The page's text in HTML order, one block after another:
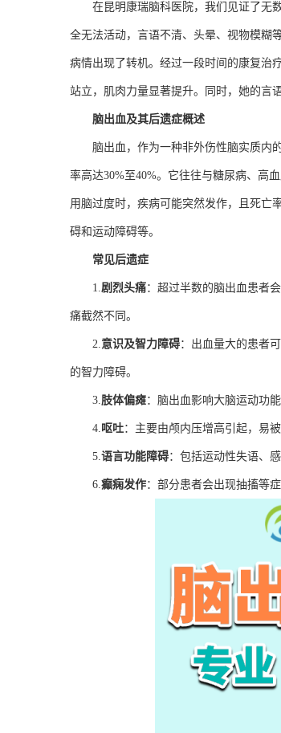
在昆明康瑞脑科医院，我们见证了无
全无法活动，言语不清、头晕、视物模糊
病情出现了转机。经过一段时间的康复治
站立，肌肉力量显著提升。同时，她的言
脑出血及其后遗症概述
脑出血，作为一种非外伤性脑实质内
率高达30%至40%。它往往与糖尿病、高
用脑过度时，疾病可能突然发作，且死亡
碍和运动障碍等。
常见后遗症
1.剧烈头痛：超过半数的脑出血患者
痛截然不同。
2.意识及智力障碍：出血量大的患者
的智力障碍。
3.肢体偏瘫：脑出血影响大脑运动功
4.呕吐：主要由颅内压增高引起，易
5.语言功能障碍：包括运动性失语、
6.癫痫发作：部分患者会出现抽搐等